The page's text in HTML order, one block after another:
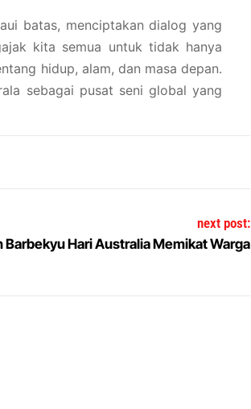
batas, menciptakan dialog yang
kita semua untuk tidak hanya
hidup, alam, dan masa depan.
sebagai pusat seni global yang
next post:
Barbekyu Hari Australia Memikat Warga